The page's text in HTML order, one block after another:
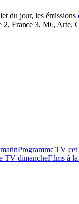
du jour, les émissions
France 3, M6, Arte,
Programme TV cet
TV dimancheFilms à